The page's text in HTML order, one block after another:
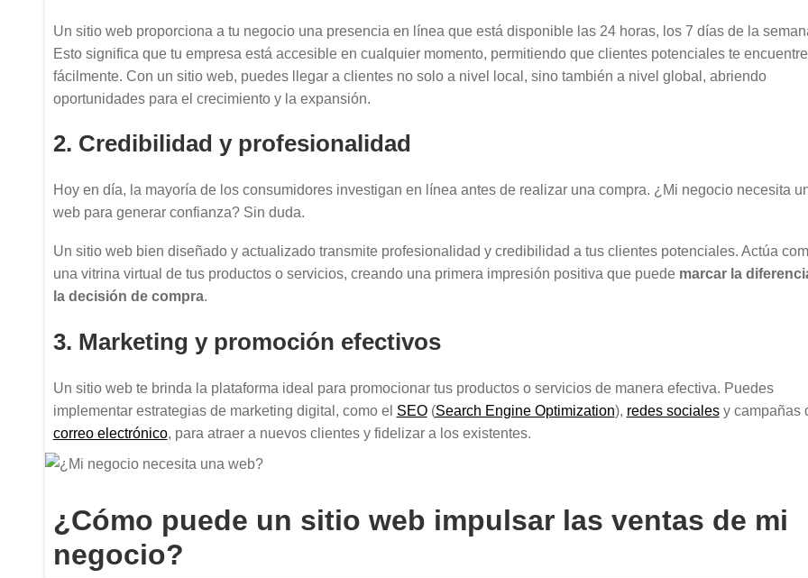
Un sitio web proporciona a tu negocio una presencia en línea que está disponible las 24 horas, los 7 días de la
Esto significa que tu empresa está accesible en cualquier momento, permitiendo que clientes potenciales te
fácilmente. Con un sitio web, puedes llegar a clientes no solo a nivel local, sino también a nivel global, abriendo
oportunidades para el crecimiento y la expansión.
2. Credibilidad y profesionalidad
Hoy en día, la mayoría de los consumidores investigan en línea antes de realizar una compra. ¿Mi negocio necesita
web para generar confianza? Sin duda.
Un sitio web bien diseñado y actualizado transmite profesionalidad y credibilidad a tus clientes potenciales. Actúa
una vitrina virtual de tus productos o servicios, creando una primera impresión positiva que puedemarcar la
la decisión de compra.
3. Marketing y promoción efectivos
Un sitio web te brinda la plataforma ideal para promocionar tus productos o servicios de manera efectiva. Puedes
implementar estrategias de marketing digital, como el SEO(Search Engine Optimization), redes socialesy campañas
correo electrónico, para atraer a nuevos clientes y fidelizar a los existentes.
¿Cómo puede un sitio web impulsar las ventas de mi
negocio?